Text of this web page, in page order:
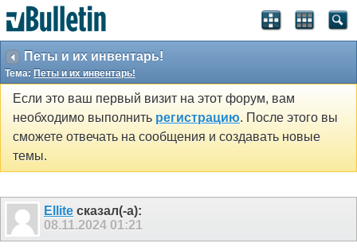
Петы и их инвентарь!
Тема: Петы и их инвентарь!
Если это ваш первый визит на этот форум, вам
необходимо выполнить регистрацию. После этого вы
сможете отвечать на сообщения и создавать новые
темы.
Ellite сказал(-а):
08.11.2024 01:21